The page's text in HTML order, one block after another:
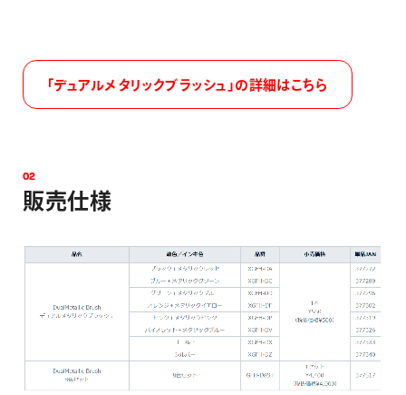
「デュアルメタリックブラッシュ」の詳細はこちら
02
販売仕様